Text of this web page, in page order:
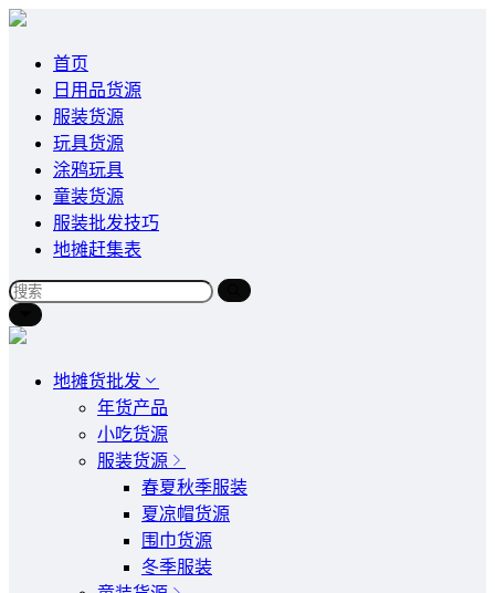
首页
日用品货源
服装货源
玩具货源
涂鸦玩具
童装货源
服装批发技巧
地摊赶集表
地摊货批发
年货产品
小吃货源
服装货源
春夏秋季服装
夏凉帽货源
围巾货源
冬季服装